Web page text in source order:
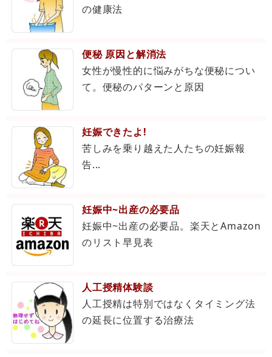
の健康法
便秘 原因と解消法
女性が慢性的に悩みがちな便秘につい
て。便秘のパターンと原因
妊娠できたよ!
苦しみを乗り越えた人たちの妊娠報
告...
妊娠中~出産の必要品
妊娠中~出産の必要品。楽天とAmazon
のリスト早見表
人工授精体験談
人工授精は特別ではなくタイミング法
の延長に位置する治療法